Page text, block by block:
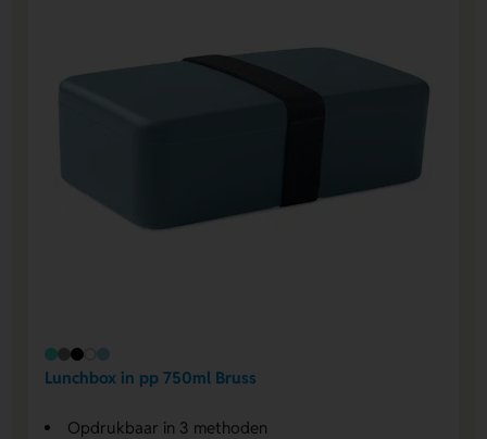
Lunchbox in pp 750ml Bruss
Opdrukbaar in 3 methoden